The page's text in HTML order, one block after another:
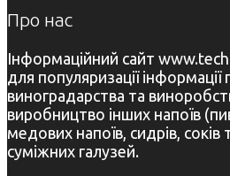
Про нас
Інформаційний сайт
для популяризації
виноградарства та
виробництво інших напоїв
медових напоїв, сидрів,
суміжних галузей.